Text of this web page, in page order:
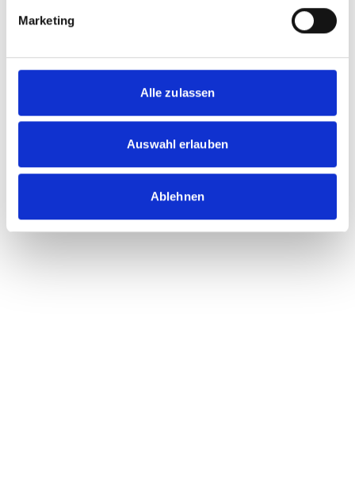
Marketing
Alle zulassen
Auswahl erlauben
Ablehnen